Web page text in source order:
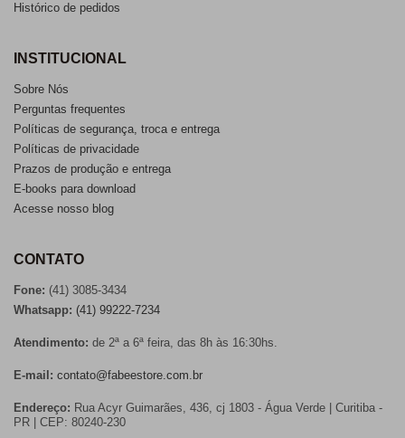
Histórico de pedidos
INSTITUCIONAL
Sobre Nós
Perguntas frequentes
Políticas de segurança, troca e entrega
Políticas de privacidade
Prazos de produção e entrega
E-books para download
Acesse nosso blog
CONTATO
Fone: (41) 3085-3434
Whatsapp: (41) 99222-7234
Atendimento: de 2ª a 6ª feira, das 8h às 16:30hs.
E-mail: contato@fabeestore.com.br
Endereço: Rua Acyr Guimarães, 436, cj 1803 - Água Verde | Curitiba -
PR | CEP: 80240-230